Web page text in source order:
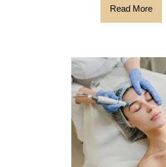
een
Read More
More